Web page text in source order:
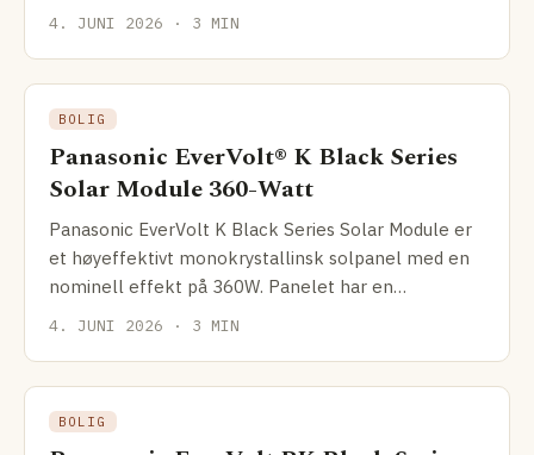
effektivitet på
4. JUNI 2026 · 3 MIN
BOLIG
Panasonic EverVolt® K Black Series
Solar Module 360-Watt
Panasonic EverVolt K Black Series Solar Module er
et høyeffektivt monokrystallinsk solpanel med en
nominell effekt på 360W. Panelet har en
effektivitet på
4. JUNI 2026 · 3 MIN
BOLIG